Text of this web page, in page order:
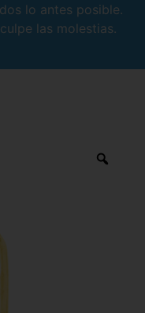
lo antes posible.
las molestias.